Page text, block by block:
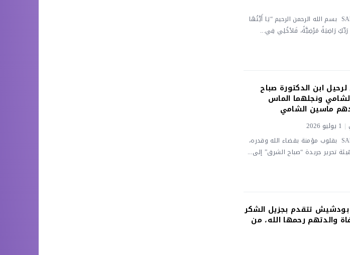
صباح الشرق / SABAHACHARK بسم الله الرحمن الرحيم “يَا أَيَّتُهَا
رَاضِيَةً مَرْضِيَّةً، فَادْخُلِي فِي...
ابن الدكتورة صباح
ونجلهما الماس
ماسين الشامي
| 1 يوليو 2026
صباح الشرق / SABAHACHARK بقلوب مؤمنة بقضاء الله وقدره،
تحرير جريدة “صباح الشرق” إلى...
تتقدم بجزيل الشكر
والدتهم رحمها الله، من